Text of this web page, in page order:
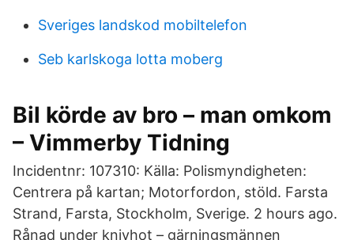
Sveriges landskod mobiltelefon
Seb karlskoga lotta moberg
Bil körde av bro – man omkom
– Vimmerby Tidning
Incidentnr: 107310: Källa: Polismyndigheten:
Centrera på kartan; Motorfordon, stöld. Farsta
Strand, Farsta, Stockholm, Sverige. 2 hours ago.
Rånad under knivhot – gärningsmännen